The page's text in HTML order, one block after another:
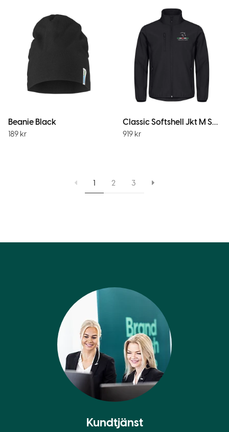
Beanie Black
189 kr
Classic Softshell Jkt M Svart
919 kr
1 2 3
Kundtjänst